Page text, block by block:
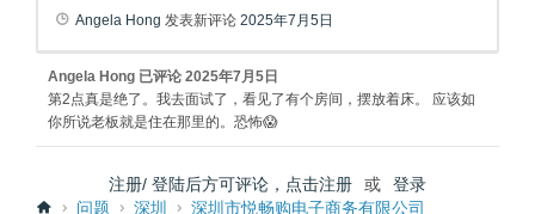
Angela Hong 发表新评论 2025年7月5日
Angela Hong 已评论 2025年7月5日
第2点真是绝了。我去面试了，看见了有个房间，摆放着床。 应该如
你所说老板就是住在那里的。恐怖😱
注册/ 登陆后方可评论，点击注册 或
登录
问题
深圳 深圳市悦畅购电子商务有限公司